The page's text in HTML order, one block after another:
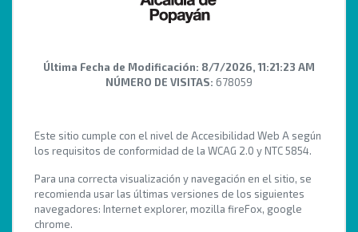
Última Fecha de Modificación: 8/7/2026, 11:21:23 AM
NÚMERO DE VISITAS: 678059
Este sitio cumple con el nivel de Accesibilidad Web A según
los requisitos de conformidad de la WCAG 2.0 y NTC 5854.
Para una correcta visualización y navegación en el sitio, se
recomienda usar las últimas versiones de los siguientes
navegadores: Internet explorer, mozilla fireFox, google
chrome.